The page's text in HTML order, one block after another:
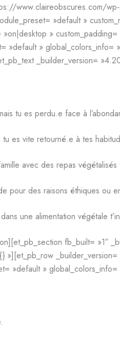
www.claireobscures.com/
»default »
»on|desktop »
»default »
_builder_version=
tu es perdu.e face à
es vite retourné.e à tes
avec des repas
pour des raisons éthiques ou
une alimentation végétale
fb_built= »1″
»default »